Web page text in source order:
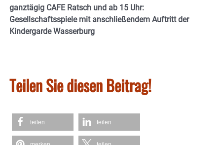
ganztägig CAFE Ratsch und ab 15 Uhr:
Gesellschaftsspiele mit anschließendem Auftritt der
Kindergarde Wasserburg
Teilen Sie diesen Beitrag!
teilen teilen